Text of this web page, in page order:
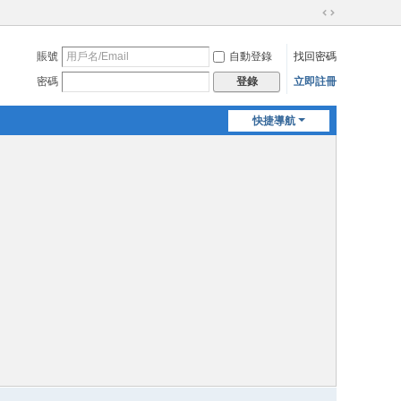
切
到
寬
賬號 自動登錄
找回密碼
密碼
登錄 立即註冊
快捷導航